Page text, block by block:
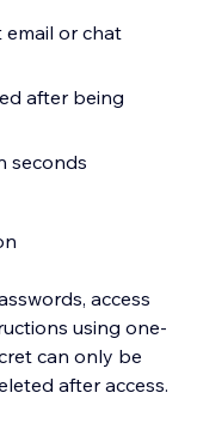
email or chat
after being
seconds
access
using one-
can only be
after access.